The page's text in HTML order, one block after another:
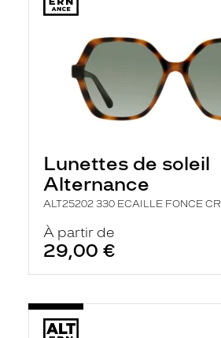
Lunettes de soleil
Alternance
ALT25202 330 ECAILLE FONCE CR
À partir de
29,00 €